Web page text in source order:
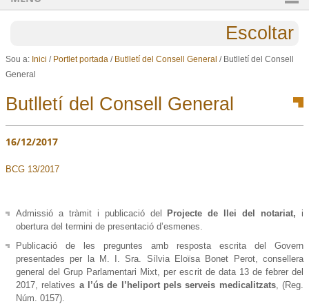
Escoltar
Sou a: Inici / Portlet portada / Butlletí del Consell General / Butlletí del Consell
General
Butlletí del Consell General
16/12/2017
BCG 13/2017
Admissió a tràmit i publicació del Projecte de llei del notariat, i
obertura del termini de presentació d’esmenes.
Publicació de les preguntes amb resposta escrita del Govern
presentades per la M. I. Sra. Sílvia Eloïsa Bonet Perot, consellera
general del Grup Parlamentari Mixt, per escrit de data 13 de febrer del
2017, relatives a l’ús de l’heliport pels serveis medicalitzats, (Reg.
Núm. 0157).